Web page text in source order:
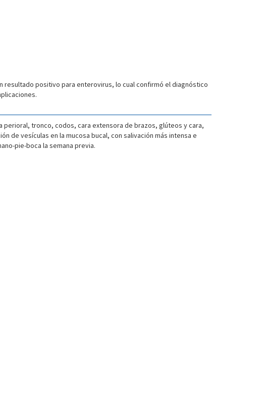
resultado positivo para enterovirus, lo cual confirmó el diagnóstico
tronco, codos, cara extensora de brazos, glúteos y cara,
de vesículas en la mucosa bucal, con salivación más intensa e
pie-boca la semana previa.